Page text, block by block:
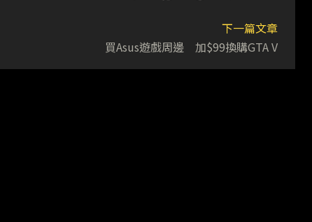
下一篇文章
買Asus遊戲周邊 加$99換購GTA V